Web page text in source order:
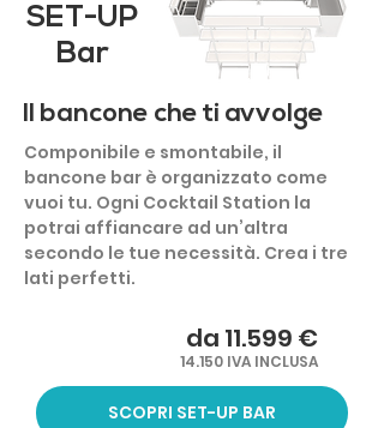
SET-UP
Bar
Il bancone che ti avvolge
Componibile e smontabile, il
bancone bar è organizzato come
vuoi tu. Ogni Cocktail Station la
potrai affiancare ad un’altra
secondo le tue necessità. Crea i tre
lati perfetti.
da 11.599 €
14.150 IVA INCLUSA
SCOPRI SET-UP BAR